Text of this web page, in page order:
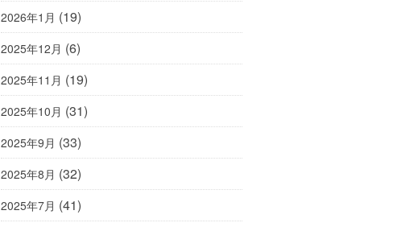
2026年1月 (19)
2025年12月 (6)
2025年11月 (19)
2025年10月 (31)
2025年9月 (33)
2025年8月 (32)
2025年7月 (41)